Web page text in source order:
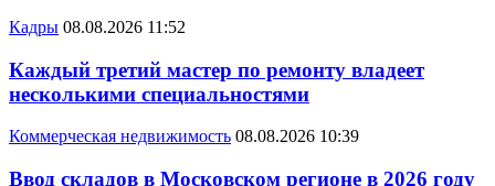
Кадры 08.08.2026 11:52
Каждый третий мастер по ремонту владеет
несколькими специальностями
Коммерческая недвижимость 08.08.2026 10:39
Ввод складов в Московском регионе в 2026 году